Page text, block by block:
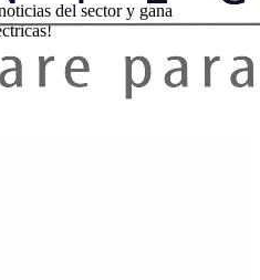
del sector y gana